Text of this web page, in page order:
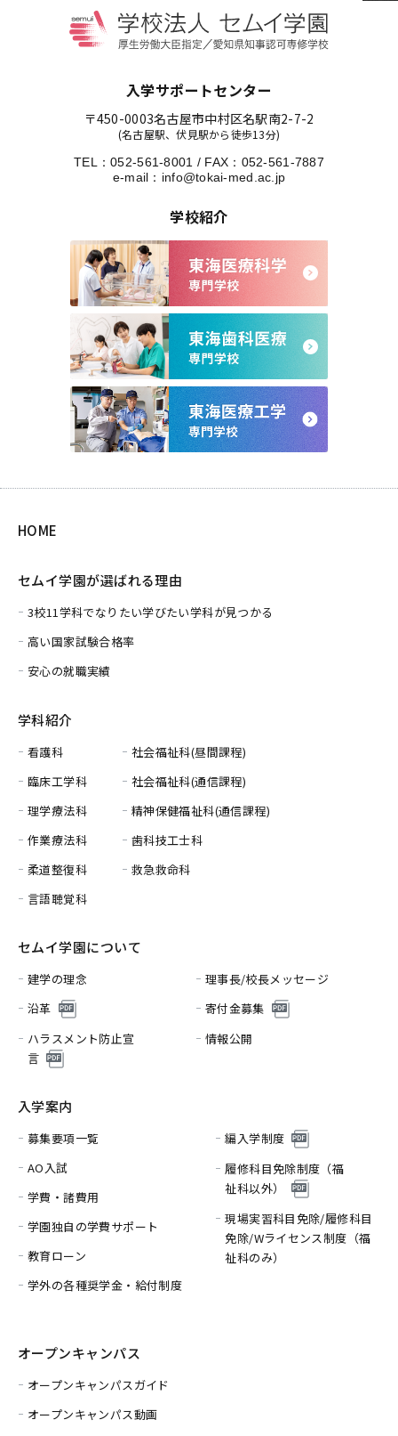
入学サポートセンター
〒450-0003名古屋市中村区名駅南2-7-2
(名古屋駅、伏見駅から徒歩13分)
TEL：052-561-8001 / FAX：052-561-7887
e-mail： info@tokai-med.ac.jp
学校紹介
HOME
セムイ学園が選ばれる理由
3校11学科でなりたい学びたい学科が見つかる
高い国家試験合格率
安心の就職実績
学科紹介
看護科
臨床工学科
理学療法科
作業療法科
柔道整復科
言語聴覚科
社会福祉科(昼間課程)
社会福祉科(通信課程)
精神保健福祉科(通信課程)
歯科技工士科
救急救命科
セムイ学園について
建学の理念
理事長/校長メッセージ
沿革
寄付金募集
ハラスメント防止宣
言
情報公開
入学案内
募集要項一覧
AO入試
学費・諸費用
学園独自の学費サポート
教育ローン
学外の各種奨学金・給付制度
編入学制度
履修科目免除制度（福
祉科以外）
現場実習科目免除/履修科目
免除/Wライセンス制度（福
祉科のみ）
オープンキャンパス
オープンキャンパスガイド
オープンキャンパス動画